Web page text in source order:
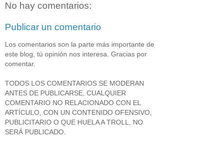
No hay comentarios:
Publicar un comentario
Los comentarios son la parte más importante de
este blog, tú opinión nos interesa. Gracias por
comentar.
TODOS LOS COMENTARIOS SE MODERAN
ANTES DE PUBLICARSE, CUALQUIER
COMENTARIO NO RELACIONADO CON EL
ARTÍCULO, CON UN CONTENIDO OFENSIVO,
PUBLICITARIO O QUE HUELA A TROLL, NO
SERÁ PUBLICADO.